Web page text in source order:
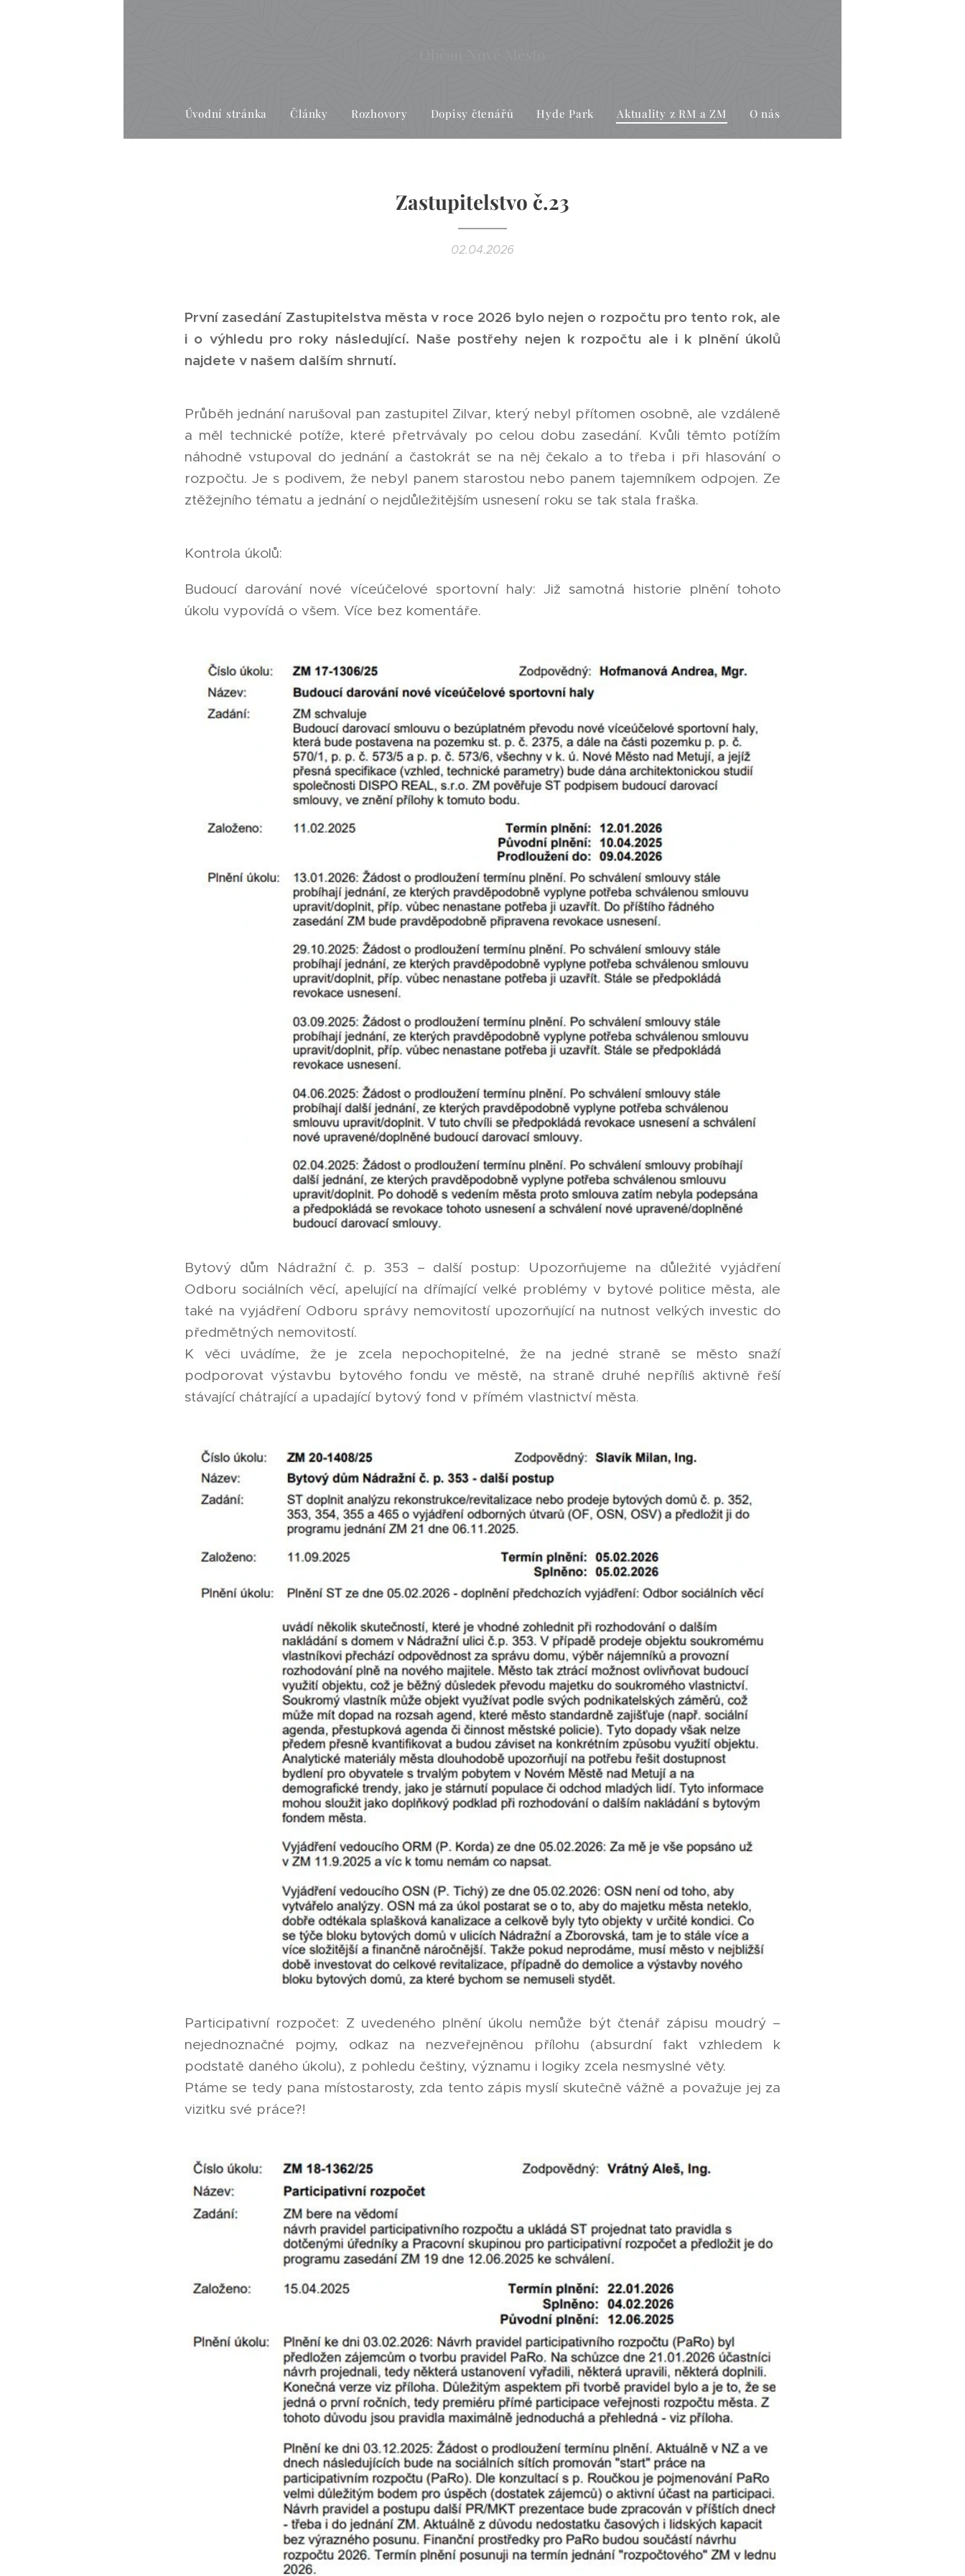
Úvodní stránka Články Rozhovory Dopisy čtenářů Hyde Park Aktuality z RM a ZM O nás
Zastupitelstvo č.23
02.04.2026
První zasedání Zastupitelstva města v roce 2026 bylo nejen o rozpočtu pro tento rok, ale
i o výhledu pro roky následující. Naše postřehy nejen k rozpočtu ale i k plnění úkolů
najdete v našem dalším shrnutí.
Průběh jednání narušoval pan zastupitel Zilvar, který nebyl přítomen osobně, ale vzdáleně
a měl technické potíže, které přetrvávaly po celou dobu zasedání. Kvůli těmto potížím
náhodně vstupoval do jednání a častokrát se na něj čekalo a to třeba i při hlasování o
rozpočtu. Je s podivem, že nebyl panem starostou nebo panem tajemníkem odpojen. Ze
ztěžejního tématu a jednání o nejdůležitějším usnesení roku se tak stala fraška.
Kontrola úkolů:
Budoucí darování nové víceúčelové sportovní haly: Již samotná historie plnění tohoto
úkolu vypovídá o všem. Více bez komentáře.
Bytový dům Nádražní č. p. 353 – další postup: Upozorňujeme na důležité vyjádření
Odboru sociálních věcí, apelující na dřímající velké problémy v bytové politice města, ale
také na vyjádření Odboru správy nemovitostí upozorňující na nutnost velkých investic do
předmětných nemovitostí.
K věci uvádíme, že je zcela nepochopitelné, že na jedné straně se město snaží
podporovat výstavbu bytového fondu ve městě, na straně druhé nepříliš aktivně řeší
stávající chátrající a upadající bytový fond v přímém vlastnictví města.
Participativní rozpočet: Z uvedeného plnění úkolu nemůže být čtenář zápisu moudrý –
nejednoznačné pojmy, odkaz na nezveřejněnou přílohu (absurdní fakt vzhledem k
podstatě daného úkolu), z pohledu češtiny, významu i logiky zcela nesmyslné věty.
Ptáme se tedy pana místostarosty, zda tento zápis myslí skutečně vážně a považuje jej za
vizitku své práce?!